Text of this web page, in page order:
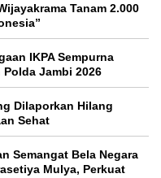
Tanam 2.000
IKPA Sempurna
Jambi 2026
Dilaporkan Hilang
Sehat
Semangat Bela Negara
Mulya, Perkuat